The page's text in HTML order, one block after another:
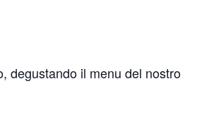
degustando il menu del nostro